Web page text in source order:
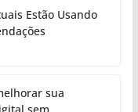
Estão Usando
sua